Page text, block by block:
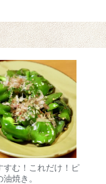
すむ！これだけ！ピ
焼き。